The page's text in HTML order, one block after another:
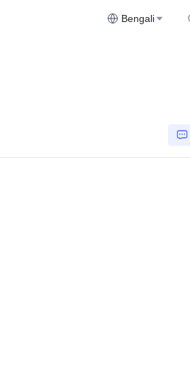
Bengali